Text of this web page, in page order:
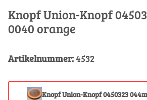
Knopf Union-Knopf
0040 orange
Artikelnummer:4532
Knopf Union-Knopf 0450323